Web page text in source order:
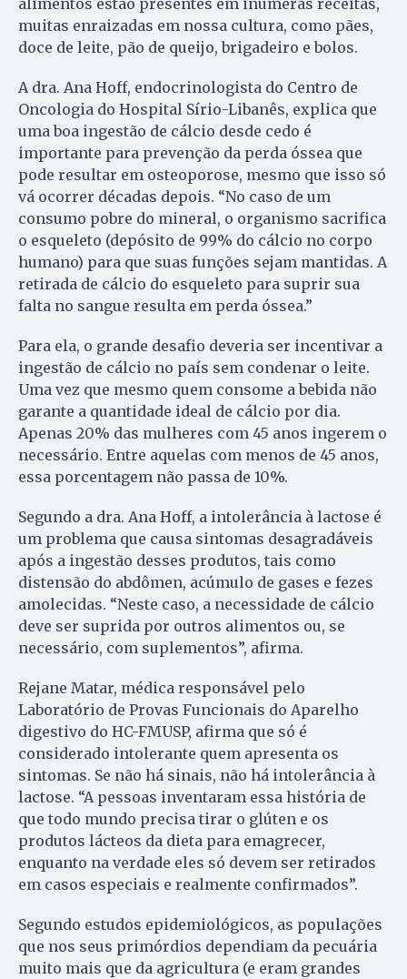
alimentos estão presentes em inúmeras receitas,
muitas enraizadas em nossa cultura, como pães,
doce de leite, pão de queijo, brigadeiro e bolos.
A dra. Ana Hoff, endocrinologista do Centro de
Oncologia do Hospital Sírio-Libanês, explica que
uma boa ingestão de cálcio desde cedo é
importante para prevenção da perda óssea que
pode resultar em osteoporose, mesmo que isso só
vá ocorrer décadas depois. “No caso de um
consumo pobre do mineral, o organismo sacrifica
o esqueleto (depósito de 99% do cálcio no corpo
humano) para que suas funções sejam mantidas. A
retirada de cálcio do esqueleto para suprir sua
falta no sangue resulta em perda óssea.”
Para ela, o grande desafio deveria ser incentivar a
ingestão de cálcio no país sem condenar o leite.
Uma vez que mesmo quem consome a bebida não
garante a quantidade ideal de cálcio por dia.
Apenas 20% das mulheres com 45 anos ingerem o
necessário. Entre aquelas com menos de 45 anos,
essa porcentagem não passa de 10%.
Segundo a dra. Ana Hoff, a intolerância à lactose é
um problema que causa sintomas desagradáveis
após a ingestão desses produtos, tais como
distensão do abdômen, acúmulo de gases e fezes
amolecidas. “Neste caso, a necessidade de cálcio
deve ser suprida por outros alimentos ou, se
necessário, com suplementos”, afirma.
Rejane Matar, médica responsável pelo
Laboratório de Provas Funcionais do Aparelho
digestivo do HC-FMUSP, afirma que só é
considerado intolerante quem apresenta os
sintomas. Se não há sinais, não há intolerância à
lactose. “A pessoas inventaram essa história de
que todo mundo precisa tirar o glúten e os
produtos lácteos da dieta para emagrecer,
enquanto na verdade eles só devem ser retirados
em casos especiais e realmente confirmados”.
Segundo estudos epidemiológicos, as populações
que nos seus primórdios dependiam da pecuária
muito mais que da agricultura (e eram grandes